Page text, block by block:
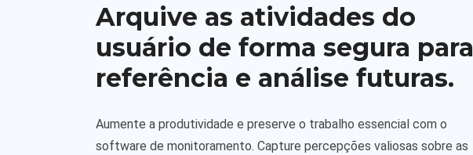
Arquive as atividades do
usuário de forma segura para
referência e análise futuras.
Aumente a produtividade e preserve o trabalho essencial com o
software de monitoramento. Capture percepções valiosas sobre as